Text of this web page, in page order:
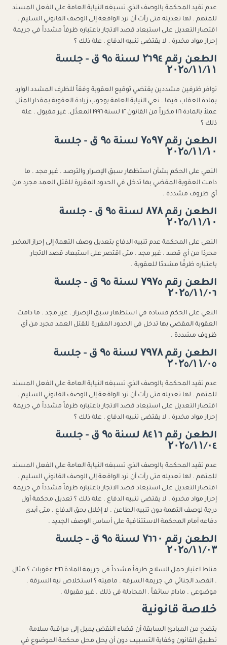
عدم تقيد المحكمة بالوصف الذي تسبغه النيابة العامة على الفعل المسند
للمتهم . لها تعديله متى رأت أن ترد الواقعة إلى الوصف القانوني السليم .
اقتصار التعديل على استبعاد قصد الاتجار باعتباره ظرفاً مشدداً في جريمة
إحراز مواد مخدرة . لا يقتضي تنبيه الدفاع . علة ذلك ؟
الطعن رقم ۲٦۹٤ لسنة ۹٥ ق - جلسة
۲۰۲٥/۱۱/۱۱
توافر ظرفين مشددين يقتضي توقيع العقوبة وفقاً للظرف المشدد الوارد
بمادة العقاب فيها . نعي النيابة العامة بوجوب زيادة العقوبة بمقدار المثل
عملاً بالمادة ١١٦ مكرراً من القانون ١٢ لسنة ١٩٩٦ المعدَّل. غير مقبول . علة
ذلك ؟
الطعن رقم ۷٥۹۷ لسنة ۹٥ ق - جلسة
۲۰۲٥/۱۱/۱۰
النعي على الحكم بشأن استظهار سبق الإصرار والترصد . غير مجد . ما
دامت العقوبة المقضي بها تدخل في الحدود المقررة للقتل العمد مجرد من
أي ظروف مشددة .
الطعن رقم ۸۷۸ لسنة ۹٥ ق - جلسة
۲۰۲٥/۱۱/۱۰
النعي على المحكمة عدم تنبيه الدفاع بتعديل وصف التهمة إلى إحراز المخدر
مجردًا من أي قصد . غير مجد . متى اقتصر على استبعاد قصد الاتجار
باعتباره ظرفًا مشددًا للعقوبة .
الطعن رقم ۷۹۷٥ لسنة ۹٥ ق - جلسة
۲۰۲٥/۱۱/۰٦
النعي على الحكم فساده في استظهار سبق الإصرار . غير مجد . ما دامت
العقوبة المقضي بها تدخل في الحدود المقررة للقتل العمد مجرد من أي
ظروف مشددة .
الطعن رقم ۷۹۷۸ لسنة ۹٥ ق - جلسة
۲۰۲٥/۱۱/۰٥
عدم تقيد المحكمة بالوصف الذي تسبغه النيابة العامة على الفعل المسند
للمتهم . لها تعديله متى رأت أن ترد الواقعة إلى الوصف القانوني السليم .
اقتصار التعديل على استبعاد قصد الاتجار باعتباره ظرفاً مشدداً في جريمة
إحراز مواد مخدرة . لا يقتضي تنبيه الدفاع . علة ذلك ؟
الطعن رقم ۸٤۱٦ لسنة ۹٥ ق - جلسة
۲۰۲٥/۱۱/۰٤
عدم تقيد المحكمة بالوصف الذي تسبغه النيابة العامة على الفعل المسند
للمتهم . لها تعديله متى رأت أن ترد الواقعة إلى الوصف القانوني السليم .
اقتصار التعديل على استبعاد قصد الاتجار باعتباره ظرفاً مشدداً في جريمة
إحراز مواد مخدرة . لا يقتضي تنبيه الدفاع . علة ذلك ؟ تعديل محكمة أول
درجة لوصف التهمة دون تنبيه الطاعن . لا إخلال بحق الدفاع . متى أبدى
دفاعه أمام المحكمة الاستئنافية على أساس الوصف الجديد .
الطعن رقم ۷٦٦۰ لسنة ۹٥ ق - جلسة
۲۰۲٥/۱۱/۰۳
مناط اعتبار حمل السلاح ظرفاً مشدداً فى جريمة المادة ٣١٦ عقوبات ؟ مثال
. القصد الجنائي في جريمة السرقة . ماهيته ؟ استخلاص نية السرقة .
موضوعي . مادام سائغاً . المجادلة في ذلك . غير مقبولة .
خلاصة قانونية
يتضح من المبادئ السابقة أن قضاء النقض يميل إلى مراقبة سلامة
تطبيق القانون وكفاية التسبيب دون أن يحل محل محكمة الموضوع في